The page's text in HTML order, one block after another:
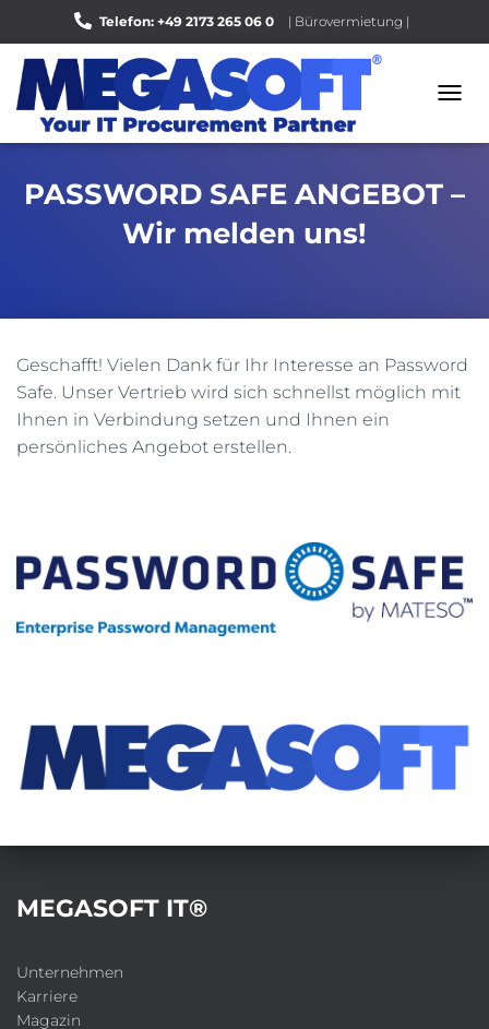
Telefon: +49 2173 265 06 0 | Bürovermietung |
Bewerten Sie uns auf Google |
G
U
S
H
PASSWORD SAFE ANGEBOT –
Wir melden uns!
Geschafft! Vielen Dank für Ihr Interesse an Password
Safe. Unser Vertrieb wird sich schnellst möglich mit
Ihnen in Verbindung setzen und Ihnen ein
persönliches Angebot erstellen.
MEGASOFT IT®
Unternehmen
Karriere
Magazin